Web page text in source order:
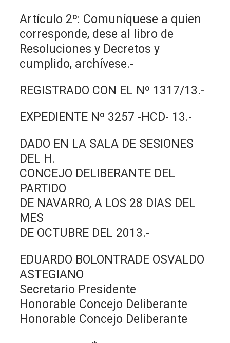
Artículo 2º: Comuníquese a quien
corresponde, dese al libro de
Resoluciones y Decretos y
cumplido, archívese.-
REGISTRADO CON EL Nº 1317/13.-
EXPEDIENTE Nº 3257 -HCD- 13.-
DADO EN LA SALA DE SESIONES
DEL H.
CONCEJO DELIBERANTE DEL
PARTIDO
DE NAVARRO, A LOS 28 DIAS DEL
MES
DE OCTUBRE DEL 2013.-
EDUARDO BOLONTRADE OSVALDO
ASTEGIANO
Secretario Presidente
Honorable Concejo Deliberante
Honorable Concejo Deliberante